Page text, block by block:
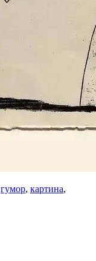
гумор, картина,